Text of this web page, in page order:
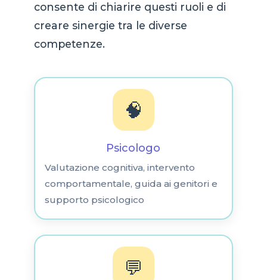
consente di chiarire questi ruoli e di
creare sinergie tra le diverse
competenze.
🧠
Psicologo
Valutazione cognitiva, intervento
comportamentale, guida ai genitori e
supporto psicologico
💬